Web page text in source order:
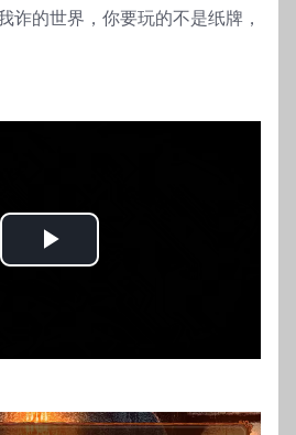
诈的世界，你要玩的不是纸牌，
Play